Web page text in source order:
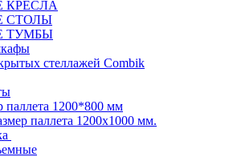
СТОЛЫ
ТУМБЫ
стеллажей Combik
паллета 1200*800 мм
паллета 1200х1000 мм.